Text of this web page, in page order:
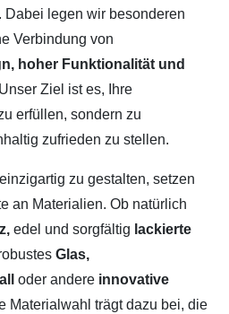
Dabei legen wir besonderen
Verbindung von
hoher Funktionalität und
Unser Ziel ist es, Ihre
erfüllen, sondern zu
zufrieden zu stellen.
einzigartig zu gestalten, setzen
an Materialien. Ob natürlich
edel und sorgfältig lackierte
Glas,
oder andere innovative
Materialwahl trägt dazu bei, die